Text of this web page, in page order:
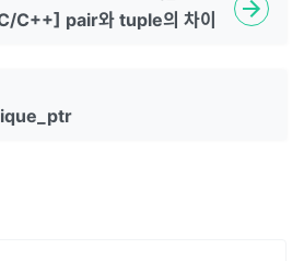
C++] pair와 tuple의 차이